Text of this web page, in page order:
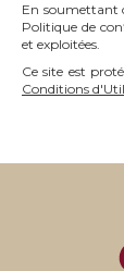
En soumettant
Politique de
et exploitées.
Ce site est
Conditions